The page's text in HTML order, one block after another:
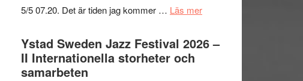
5/5 07.20. Det är tiden jag kommer … Läs merom
Håkan
Hellström
Ystad Sweden Jazz Festival 2026 –
II Internationella storheter och
samarbeten